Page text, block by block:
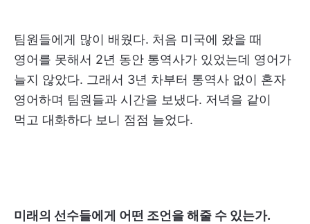
팀원들에게 많이 배웠다. 처음 미국에 왔을 때
영어를 못해서 2년 동안 통역사가 있었는데 영어가
늘지 않았다. 그래서 3년 차부터 통역사 없이 혼자
영어하며 팀원들과 시간을 보냈다. 저녁을 같이
먹고 대화하다 보니 점점 늘었다.
미래의 선수들에게 어떤 조언을 해줄 수 있는가.